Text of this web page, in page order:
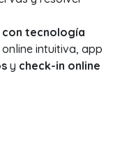
con tecnología
intuitiva, app
y check-in online